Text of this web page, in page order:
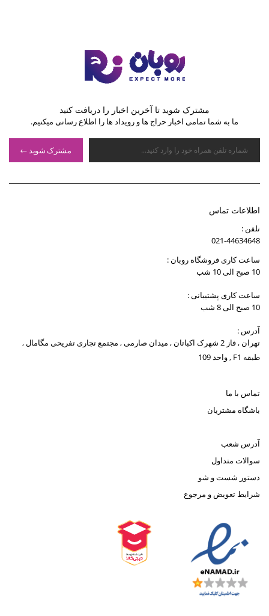
مشترک شوید تا آخرین اخبار را دریافت کنید
ما به شما تمامی اخبار حراج ها و رویداد ها را اطلاع رسانی میکنیم.
مشترک شوید
اطلاعات تماس
تلفن :
021-44634648
ساعت کاری فروشگاه روبان :
10 صبح الی 10 شب
ساعت کاری پشتیبانی :
10 صبح الی 8 شب
آدرس :
تهران , فاز 2 شهرک اکباتان , میدان صارمی , مجتمع تجاری تفریحی مگامال ,
طبقه F1 , واحد 109
تماس با ما
باشگاه مشتریان
آدرس شعب
سوالات متداول
دستور شست و شو
شرایط تعویض و مرجوع